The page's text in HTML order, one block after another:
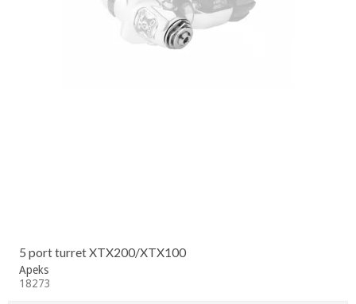
5 port turret XTX200/XTX100
Apeks
18273